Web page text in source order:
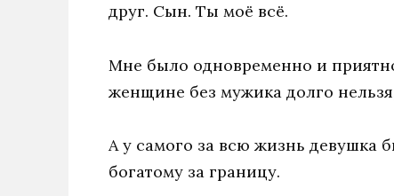
друг. Сын. Ты моё всё.
Мне было одновременно и
женщине без мужика долго
А у самого за всю жизнь девушка
богатому за границу.